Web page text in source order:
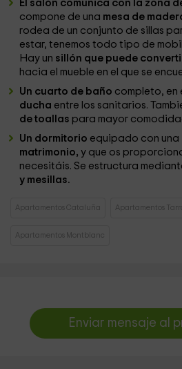
El salón comunica con la zona
compone de una mesa de
rodea de un conjunto de sillas
estar, tenemos todo tipo de
Hay un sillón que puede
hacia el mueble en el que se
Un cuarto de baño completo, en
ducha entre los sanitarios.
de toallas para mayor
Un dormitorio equipado con una
matrimonio,y que os
necesitáis. Se estructura
y mesillas.
Apartamentos Cataluña Apartamentos
Apartamentos Montblanc
Enviar mensaje al